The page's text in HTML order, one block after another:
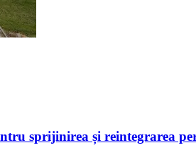
sprijinirea și reintegrarea